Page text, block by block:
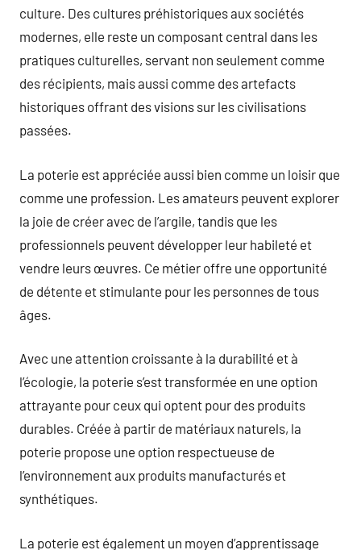
culture. Des cultures préhistoriques aux sociétés
modernes, elle reste un composant central dans les
pratiques culturelles, servant non seulement comme
des récipients, mais aussi comme des artefacts
historiques offrant des visions sur les civilisations
passées.
La poterie est appréciée aussi bien comme un loisir que
comme une profession. Les amateurs peuvent explorer
la joie de créer avec de l’argile, tandis que les
professionnels peuvent développer leur habileté et
vendre leurs œuvres. Ce métier offre une opportunité
de détente et stimulante pour les personnes de tous
âges.
Avec une attention croissante à la durabilité et à
l’écologie, la poterie s’est transformée en une option
attrayante pour ceux qui optent pour des produits
durables. Créée à partir de matériaux naturels, la
poterie propose une option respectueuse de
l’environnement aux produits manufacturés et
synthétiques.
La poterie est également un moyen d’apprentissage